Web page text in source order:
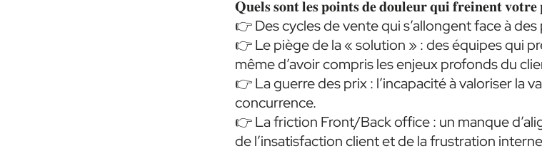
𝐐𝐮𝐞𝐥𝐬 𝐬𝐨𝐧𝐭 𝐥𝐞𝐬 𝐩𝐨𝐢𝐧𝐭𝐬 𝐝𝐞 𝐝𝐨𝐮𝐥𝐞𝐮𝐫 𝐪𝐮𝐢 𝐟𝐫𝐞𝐢𝐧𝐞𝐧𝐭
👉 Des cycles de vente qui s’allongent face à
👉 Le piège de la « solution » : des équipes qui
même d’avoir compris les enjeux profonds du
👉 La guerre des prix : l’incapacité à valoriser la
concurrence.
👉 La friction Front/Back office : un manque
de l’insatisfaction client et de la frustration